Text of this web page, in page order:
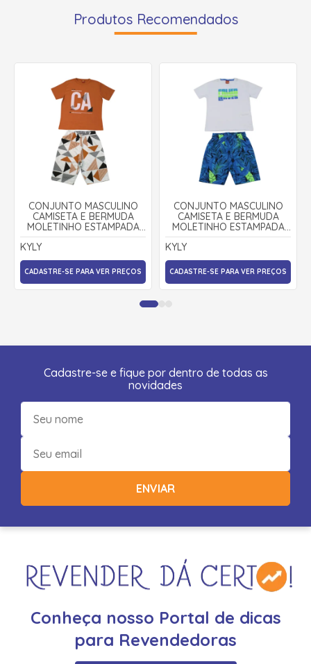
Produtos Recomendados
CONJUNTO MASCULINO
CAMISETA E BERMUDA
MOLETINHO ESTAMPADA
1001100 - KYLY
KYLY
CADASTRE-SE PARA VER PREÇOS
CONJUNTO MASCULINO
CAMISETA E BERMUDA
MOLETINHO ESTAMPADA
1001347 - KYLY
KYLY
CADASTRE-SE PARA VER PREÇOS
Cadastre-se e fique por dentro de todas as
novidades
ENVIAR
Conheça nosso Portal de dicas
para Revendedoras